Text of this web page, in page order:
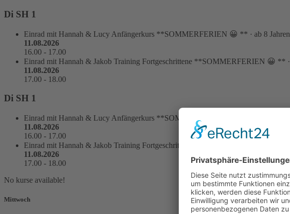
Di SH 1
Einrad mit Hannah & Lucy Anfängerkurs **SOMMERFERIEN 😀 ** · ab 8 Jahren
11.08.2026
16.00 - 17.00
Einrad mit Hannah & Jakob Training Fortgeschrittene **SOMMERFERIEN 😀 ** ·
11.08.2026
17.00 - 18.00
Di SH 1
Einrad mit Hannah & Lucy Anfängerkurs **SOMMERFERIEN 😀 **
11.08.2026
16.00 - 17.00
Einrad mit Hannah & Jakob Training Fortgeschrittene **SOMMERFERIEN 😀 **
11.08.2026
17.00 - 18.00
No kurse available!
Mittwoch